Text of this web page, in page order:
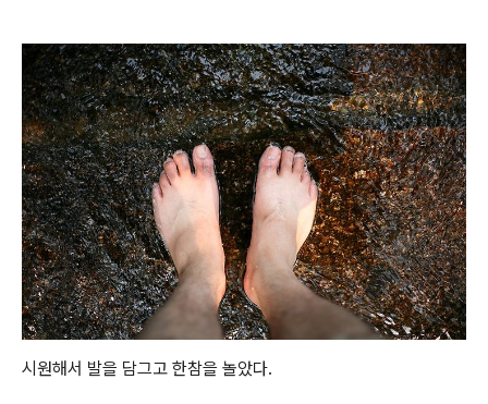
시원해서 발을 담그고 한참을 놀았다.